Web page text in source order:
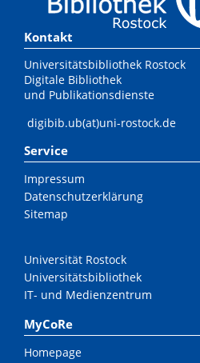
Kontakt
Universitätsbibliothek Rostock
Digitale Bibliothek
und Publikationsdienste
digibib.ub(at)uni-rostock.de
Service
Impressum
Datenschutzerklärung
Sitemap
Universität Rostock
Universitätsbibliothek
IT- und Medienzentrum
MyCoRe
Homepage